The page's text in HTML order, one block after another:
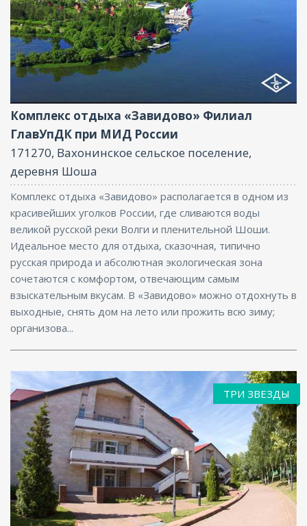
Фитнес центр, Ресторан, Размещение с
животными, Бассейн, Бар, Парковка, СПА/
Оздоровительный центр, Интернет, Бизнес-
центр, Баня, Конференц-зал
Комплекс отдыха «Завидово» Филиал
ГлавУпДК при МИД России
171270, Вахонинское сельское поселение,
деревня Шоша
Комплекс отдыха «Завидово» располагается в одном из
красивейших уголков России, где сливаются воды
великой русской реки Волги и пленительной Шоши.
Идеальное место для отдыха, сказочная, типично
русская природа и абсолютная экологическая зона
сочетаются с комфортом, отвечающим самым
взыскательным вкусам. В «Завидово» можно отдохнуть в
выходные, снять дом на лето или прожить всю зиму;
организова...
Фитнес центр, Ресторан, Бассейн, Бар, Парковка,
ТРИ ЗВЕЗДЫ